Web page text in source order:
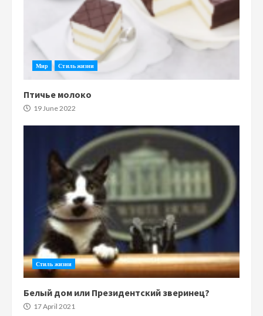
Мир Стиль жизни
Птичье молоко
19 June 2022
Стиль жизни
Белый дом или Президентский зверинец?
17 April 2021